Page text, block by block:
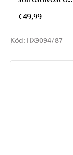
€49,99
Kód: HX9094/87